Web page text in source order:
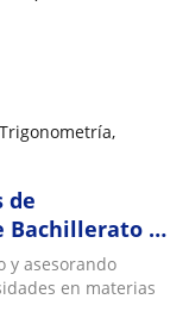
de
Bachillerato y
y asesorando
en materias